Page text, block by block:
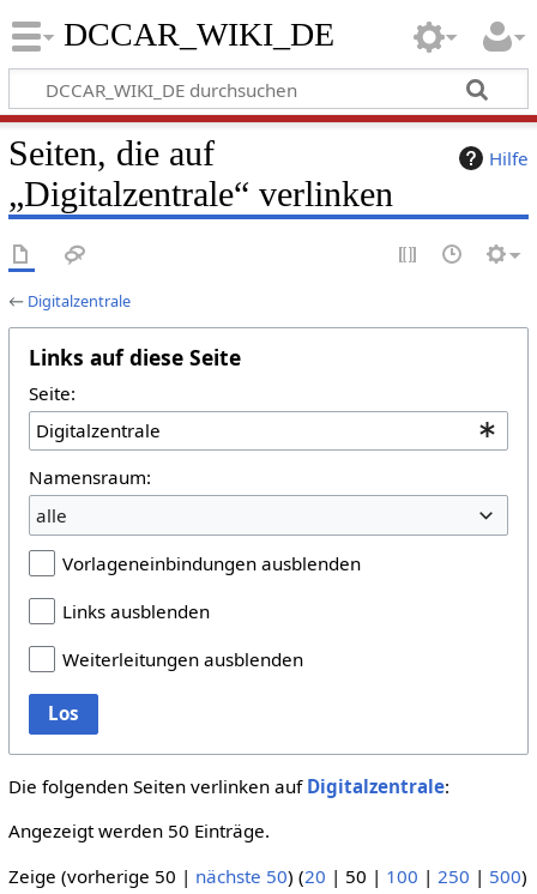
DCCAR_WIKI_DE
Hilfe
Seiten, die auf
„Digitalzentrale“ verlinken
← Digitalzentrale
Links auf diese Seite
Seite:
Namensraum:
alle
Vorlageneinbindungen ausblenden
Links ausblenden
Weiterleitungen ausblenden
Los
Die folgenden Seiten verlinken auf Digitalzentrale:
Angezeigt werden 50 Einträge.
Zeige (vorherige 50 | nächste 50) (20 | 50 | 100 | 250 | 500)